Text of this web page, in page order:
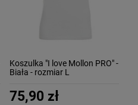
Koszulka "I love Mollon PRO" -
Biała - rozmiar L
75,90 zł